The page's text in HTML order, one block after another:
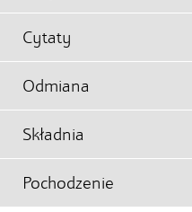
Cytaty
Odmiana
Składnia
Pochodzenie